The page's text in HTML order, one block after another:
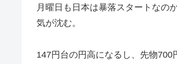
月曜日も日本は暴落スタートなの
気が沈む。
147円台の円高になるし、先物700